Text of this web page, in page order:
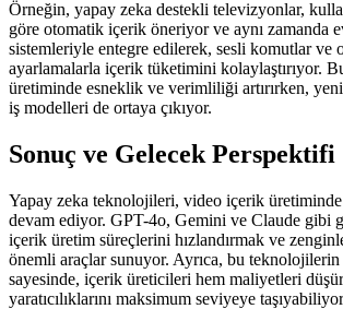
Örneğin, yapay zeka destekli televizyonlar,
göre otomatik içerik öneriyor ve aynı zamanda
sistemleriyle entegre edilerek, sesli komutlar ve
ayarlamalarla içerik tüketimini kolaylaştırıyor.
üretiminde esneklik ve verimliliği artırırken,
iş modelleri de ortaya çıkıyor.
Sonuç ve Gelecek Perspektifi
Yapay zeka teknolojileri, video içerik
devam ediyor. GPT-4o, Gemini ve Claude gibi
içerik üretim süreçlerini hızlandırmak ve
önemli araçlar sunuyor. Ayrıca, bu teknolojilerin
sayesinde, içerik üreticileri hem maliyetleri
yaratıcılıklarını maksimum seviyeye